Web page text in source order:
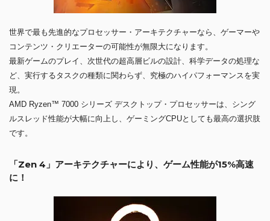
世界で最も先進的なプロセッサー・アーキテクチャーなら、ゲーマーや
コンテンツ・クリエーターの可能性が無限大になります。
最新ゲームのプレイ、次世代の超高層ビルの設計、科学データの処理な
ど、実行するタスクの種類に関わらず、究極のハイパフォーマンスを実
現。
AMD Ryzen™ 7000 シリーズ デスクトップ・プロセッサーは、シング
ルスレッド性能が大幅に向上し、ゲーミングCPUとしても最高の選択肢
です。
「Zen 4」アーキテクチャーにより、ゲーム性能が15%高速
に！